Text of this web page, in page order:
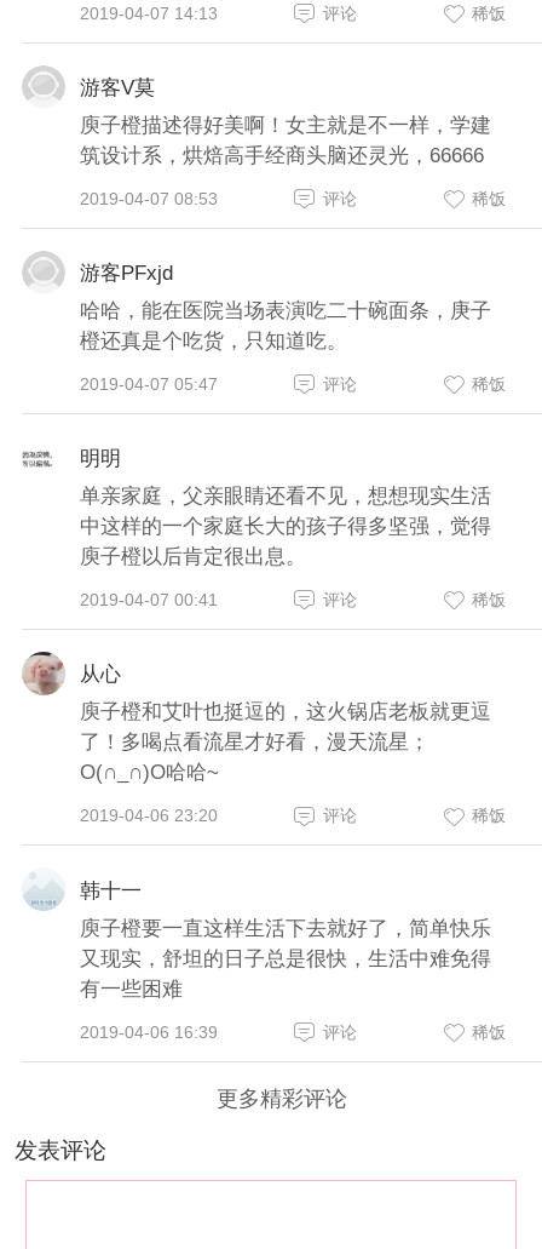
2019-04-07 14:13 评论 稀饭
游客V莫
庾子橙描述得好美啊！女主就是不一样，学建
筑设计系，烘焙高手经商头脑还灵光，66666
2019-04-07 08:53 评论 稀饭
游客PFxjd
哈哈，能在医院当场表演吃二十碗面条，庚子
橙还真是个吃货，只知道吃。
2019-04-07 05:47 评论 稀饭
明明
单亲家庭，父亲眼睛还看不见，想想现实生活
中这样的一个家庭长大的孩子得多坚强，觉得
庾子橙以后肯定很出息。
2019-04-07 00:41 评论 稀饭
从心
庾子橙和艾叶也挺逗的，这火锅店老板就更逗
了！多喝点看流星才好看，漫天流星；
O(∩_∩)O哈哈~
2019-04-06 23:20 评论 稀饭
韩十一
庾子橙要一直这样生活下去就好了，简单快乐
又现实，舒坦的日子总是很快，生活中难免得
有一些困难
2019-04-06 16:39 评论 稀饭
更多精彩评论
发表评论